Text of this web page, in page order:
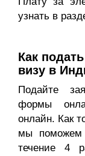
узнать в
Как
визу в
Подайте
формы
онлайн. Как
мы
течение 4